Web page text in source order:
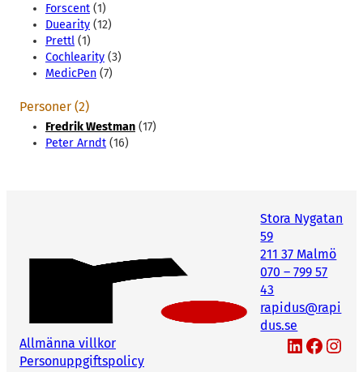
Forscent (1)
Duearity (12)
Prettl (1)
Cochlearity (3)
MedicPen (7)
Personer (2)
Fredrik Westman (17)
Peter Arndt (16)
Stora Nygatan
59
211 37 Malmö
070 – 799 57
43
rapidus@rapi
dus.se
Allmänna villkor
Personuppgiftspolicy
LinkedIn Facebook Instagram